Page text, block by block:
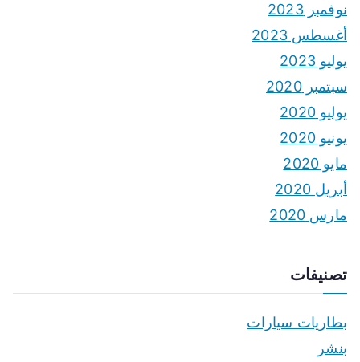
نوفمبر 2023
أغسطس 2023
يوليو 2023
سبتمبر 2020
يوليو 2020
يونيو 2020
مايو 2020
أبريل 2020
مارس 2020
تصنيفات
بطاريات سيارات
بنشر